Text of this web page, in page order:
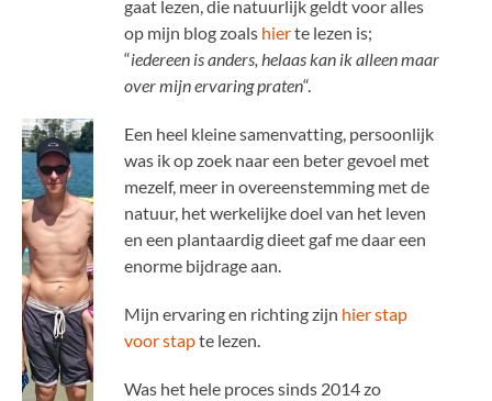
gaat lezen, die natuurlijk geldt voor alles
op mijn blog zoals hierte lezen is;
“iedereen is anders, helaas kan ik alleen maar
over mijn ervaring praten“.
Een heel kleine samenvatting, persoonlijk
was ik op zoek naar een beter gevoel met
mezelf, meer in overeenstemming met de
natuur, het werkelijke doel van het leven
en een plantaardig dieet gaf me daar een
enorme bijdrage aan.
Mijn ervaring en richting zijn hier stap
voor stapte lezen.
Was het hele proces sinds 2014 zo